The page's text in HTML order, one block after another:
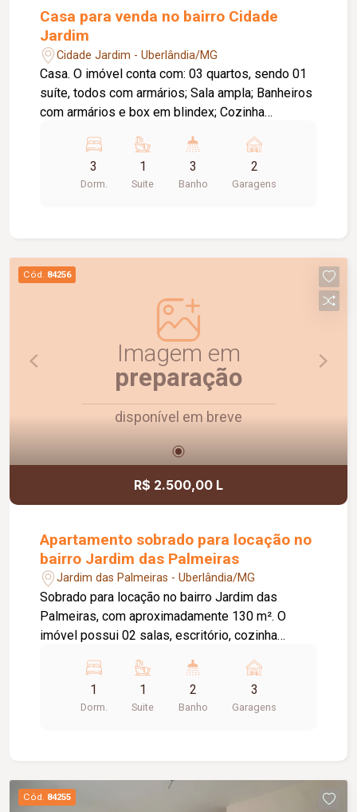
Casa para venda no bairro Cidade
Jardim
Cidade Jardim - Uberlândia/MG
Casa. O imóvel conta com: 03 quartos, sendo 01
suíte, todos com armários; Sala ampla; Banheiros
com armários e box em blindex; Cozinha
serviço; Edícula em 02 pavimentos com 04
cômodos; Corredores de circulação nas duas
laterais; 02 a 03 vagas de garagem; Diferenciais:
3
Dorm.
1
Suite
3
Banho
2
Garagens
Cód. 84256
Imagem em
preparação
disponível em breve
R$ 2.500,00 L
Apartamento sobrado para locação no
bairro Jardim das Palmeiras
Jardim das Palmeiras - Uberlândia/MG
Sobrado para locação no bairro Jardim das
Palmeiras, com aproximadamente 130 m². O
imóvel possui 02 salas, escritório, cozinha
social e ampla sacada. Conta ainda com garagem
coberta para até 03 veículos, oferecendo
praticidade e conforto para o dia a dia. Entre em
1
Dorm.
1
Suite
2
Banho
3
Garagens
Cód. 84255